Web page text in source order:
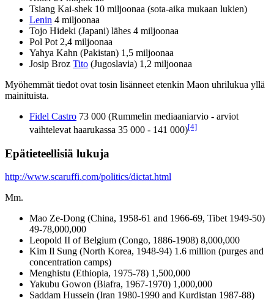
Tsiang Kai-shek 10 miljoonaa (sota-aika mukaan lukien)
Lenin 4 miljoonaa
Tojo Hideki (Japani) lähes 4 miljoonaa
Pol Pot 2,4 miljoonaa
Yahya Kahn (Pakistan) 1,5 miljoonaa
Josip Broz Tito (Jugoslavia) 1,2 miljoonaa
Myöhemmät tiedot ovat tosin lisänneet etenkin Maon uhrilukua yllä
mainituista.
Fidel Castro 73 000 (Rummelin mediaaniarvio - arviot
vaihtelevat haarukassa 35 000 - 141 000)[4]
Epätieteellisiä lukuja
http://www.scaruffi.com/politics/dictat.html
Mm.
Mao Ze-Dong (China, 1958-61 and 1966-69, Tibet 1949-50)
49-78,000,000
Leopold II of Belgium (Congo, 1886-1908) 8,000,000
Kim Il Sung (North Korea, 1948-94) 1.6 million (purges and
concentration camps)
Menghistu (Ethiopia, 1975-78) 1,500,000
Yakubu Gowon (Biafra, 1967-1970) 1,000,000
Saddam Hussein (Iran 1980-1990 and Kurdistan 1987-88)